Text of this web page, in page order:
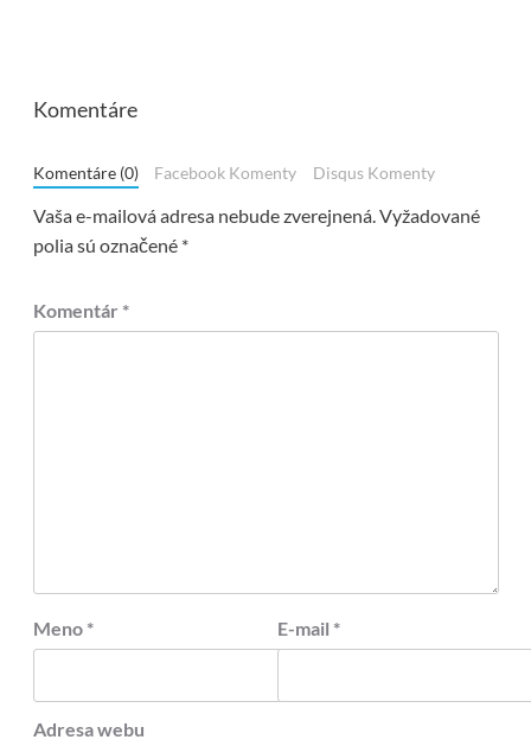
Komentáre
Komentáre (0) Facebook Komenty Disqus Komenty
Vaša e-mailová adresa nebude zverejnená.Vyžadované
polia sú označené *
Komentár *
Meno * E-mail *
Adresa webu